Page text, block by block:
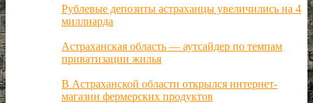
Рублевые депозиты астраханцы увеличились на 4
миллиарда
Астраханская область — аутсайдер по темпам
приватизации жилья
В Астраханской области открылся интернет-
магазин фермерских продуктов